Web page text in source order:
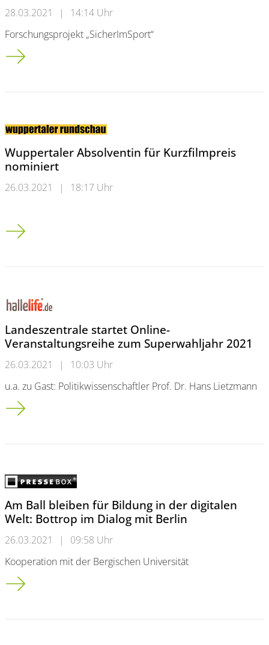
28.03.2021 |
14:14 Uhr
Forschungsprojekt „SicherImSport“
Landessportbund Niedersachsen nimmt an Studie zu
Wuppertaler Absolventin für Kurzfilmpreis
nominiert
26.03.2021 | 18:17 Uhr
Wuppertaler Absolventin für Kurzfilmpreis nominiert
Landeszentrale startet Online-
Veranstaltungsreihe zum Superwahljahr 2021
26.03.2021 |
10:03 Uhr
u.a. zu Gast: Politikwissenschaftler Prof. Dr. Hans Lietzmann
Landeszentrale startet Online-Veranstaltungsreihe zum
Am Ball bleiben für Bildung in der digitalen
Welt: Bottrop im Dialog mit Berlin
26.03.2021 |
09:58 Uhr
Kooperation mit der Bergischen Universität
Am Ball bleiben für Bildung in der digitalen Welt: Bottrop im